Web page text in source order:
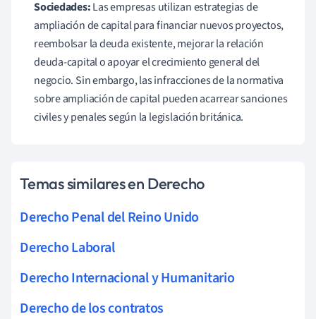
Sociedades:Las empresas utilizan estrategias de
ampliación de capital para financiar nuevos proyectos,
reembolsar la deuda existente, mejorar la relación
deuda-capital o apoyar el crecimiento general del
negocio. Sin embargo, las infracciones de la normativa
sobre ampliación de capital pueden acarrear sanciones
civiles y penales según la legislación británica.
Temas similares en Derecho
Derecho Penal del Reino Unido
Derecho Laboral
Derecho Internacional y Humanitario
Derecho de los contratos